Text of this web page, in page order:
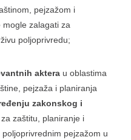
pejzažom i
zalagati za
poljoprivredu;
aktera u oblastima
pejzaža i planiranja
zakonskog i
za zaštitu, planiranje i
pejzažom u